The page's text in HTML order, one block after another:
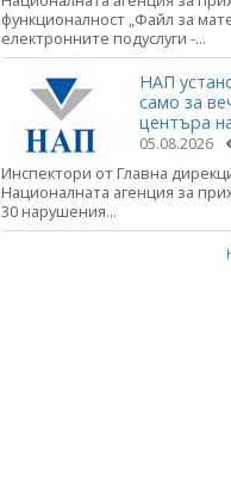
функционалност „Файл за
електронните подуслуги -...
НАП
само за
центъра
05.08.2026
Инспектори от Главна
Националната агенция за
30 нарушения...